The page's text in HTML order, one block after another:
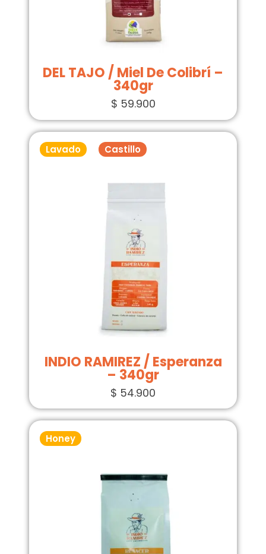
DEL TAJO / Miel De Colibrí –
340gr
$ 59.900
Lavado Castillo
INDIO RAMIREZ / Esperanza
– 340gr
$ 54.900
Honey